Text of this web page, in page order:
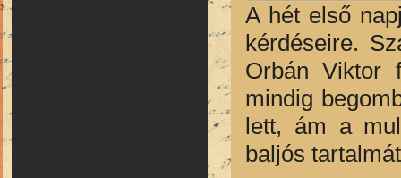
A hét első
kérdéseire.
Orbán Viktor
mindig
lett, ám a
baljós